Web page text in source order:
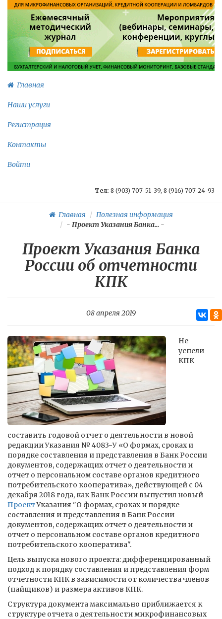
Главная
Наши услуги
Регистрация
Контакты
Войти
Тел: 8 (903) 707-51-39, 8 (916) 707-24-93
Главная
Полезная информация
- Проект Указания Банка... -
Проект Указания Банка
России об отчетности
КПК
08 апреля 2019
Не
успели
КПК
составить годовой отчет о деятельности в новой
редакции Указания № 4083-У «О формах, сроках и
порядке составления и представления в Банк России
документов, содержащих отчет о деятельности и
отчет о персональном составе органов кредитного
потребительского кооператива», действующей с 04
декабря 2018 года, как Банк России выпустил новый
ПроектУказания "О формах, сроках и порядке
составления и представления в Банк России
документов, содержащих отчет о деятельности и
отчет о персональном составе органов кредитного
потребительского кооператива".
Цель выпуска нового проекта: дифференцированный
подход к порядку составления и представления форм
отчетности КПК в зависимости от количества членов
(пайщиков) и размера активов КПК.
Структура документа максимально приближается к
структуре отчета о деятельности микрофинансовых